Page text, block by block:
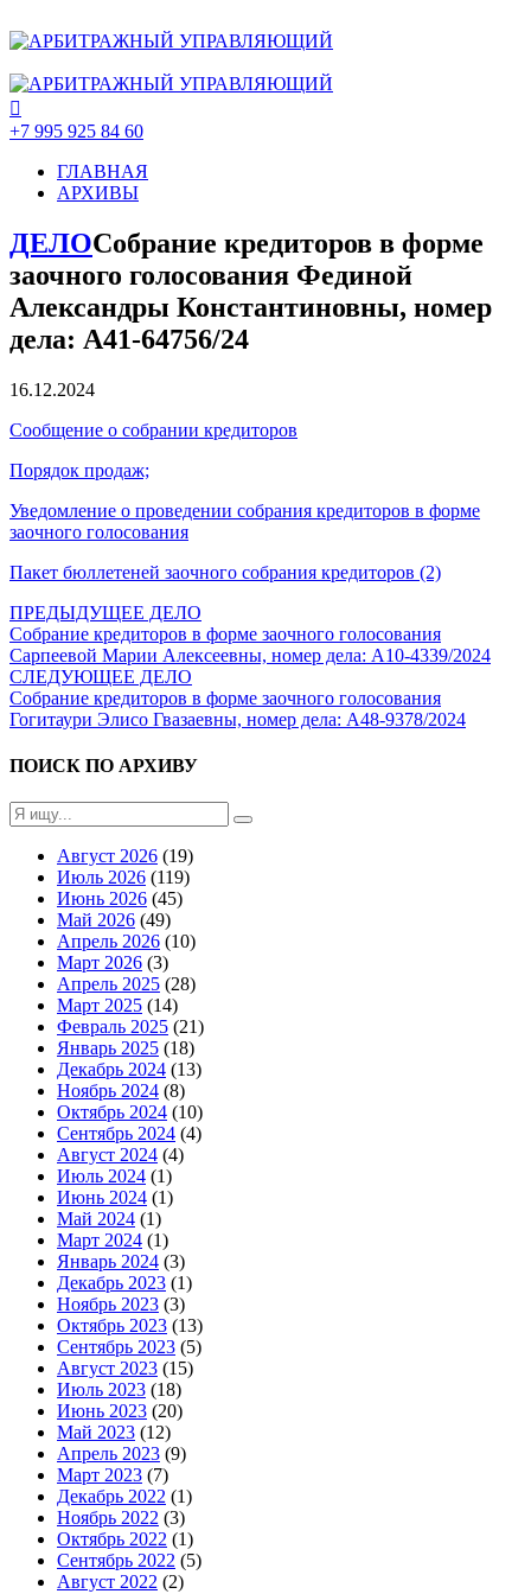
+7 995 925 84 60
ГЛАВНАЯ
АРХИВЫ
ДЕЛОСобрание кредиторов в форме
заочного голосования Фединой
Александры Константиновны, номер
дела: А41-64756/24
16.12.2024
Сообщение о собрании кредиторов
Порядок продаж;
Уведомление о проведении собрания кредиторов в форме
заочного голосования
Пакет бюллетеней заочного собрания кредиторов (2)
ПРЕДЫДУЩЕЕ ДЕЛО
Собрание кредиторов в форме заочного голосования
Сарпеевой Марии Алексеевны, номер дела: А10-4339/2024
СЛЕДУЮЩЕЕ ДЕЛО
Собрание кредиторов в форме заочного голосования
Гогитаури Элисо Гвазаевны, номер дела: А48-9378/2024
ПОИСК ПО АРХИВУ
Август 2026 (19)
Июль 2026 (119)
Июнь 2026 (45)
Май 2026 (49)
Апрель 2026 (10)
Март 2026 (3)
Апрель 2025 (28)
Март 2025 (14)
Февраль 2025 (21)
Январь 2025 (18)
Декабрь 2024 (13)
Ноябрь 2024 (8)
Октябрь 2024 (10)
Сентябрь 2024 (4)
Август 2024 (4)
Июль 2024 (1)
Июнь 2024 (1)
Май 2024 (1)
Март 2024 (1)
Январь 2024 (3)
Декабрь 2023 (1)
Ноябрь 2023 (3)
Октябрь 2023 (13)
Сентябрь 2023 (5)
Август 2023 (15)
Июль 2023 (18)
Июнь 2023 (20)
Май 2023 (12)
Апрель 2023 (9)
Март 2023 (7)
Декабрь 2022 (1)
Ноябрь 2022 (3)
Октябрь 2022 (1)
Сентябрь 2022 (5)
Август 2022 (2)